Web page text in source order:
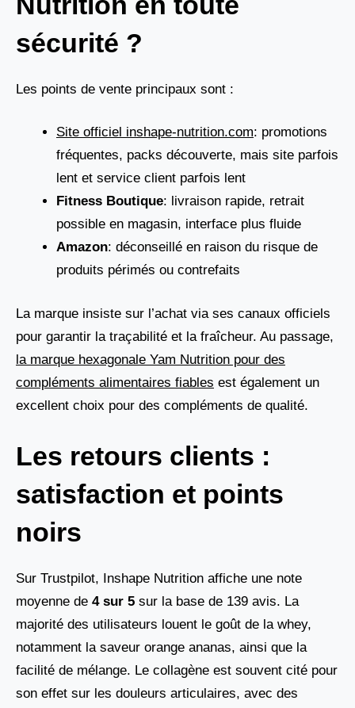
sécurité ?
Les points de vente principaux sont :
Site officiel inshape-nutrition.com: promotions
fréquentes, packs découverte, mais site parfois
lent et service client parfois lent
Fitness Boutique: livraison rapide, retrait
possible en magasin, interface plus fluide
Amazon: déconseillé en raison du risque de
produits périmés ou contrefaits
La marque insiste sur l’achat via ses canaux officiels
pour garantir la traçabilité et la fraîcheur. Au passage,
la marque hexagonale Yam Nutrition pour des
compléments alimentaires fiables est également un
excellent choix pour des compléments de qualité.
Les retours clients :
satisfaction et points
noirs
Sur Trustpilot, Inshape Nutrition affiche une note
moyenne de 4 sur 5 sur la base de 139 avis. La
majorité des utilisateurs louent le goût de la whey,
notamment la saveur orange ananas, ainsi que la
facilité de mélange. Le collagène est souvent cité pour
son effet sur les douleurs articulaires, avec des